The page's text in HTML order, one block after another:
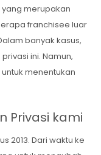
merupakan
franchisee luar
banyak kasus,
ini. Namun,
menentukan
Privasi kami
2013. Dari waktu ke